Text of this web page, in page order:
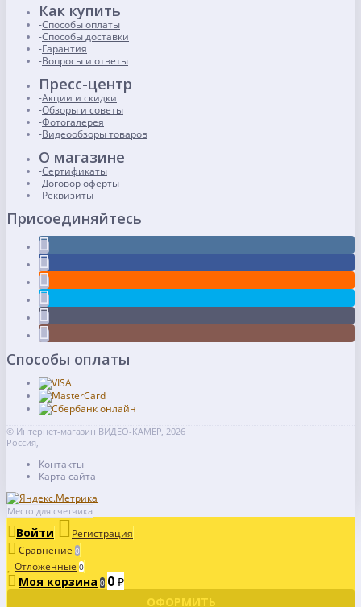
Как купить
Способы оплаты
Способы доставки
Гарантия
Вопросы и ответы
Пресс-центр
Акции и скидки
Обзоры и советы
Фотогалерея
Видеообзоры товаров
О магазине
Сертификаты
Договор оферты
Реквизиты
Присоединяйтесь
Способы оплаты
© Интернет-магазин ВИДЕО-КАМЕР, 2026
Россия,
Контакты
Карта сайта
Место для счетчика
Войти
Регистрация
Сравнение 0
Отложенные 0
Моя корзина 0 0 ₽
ОФОРМИТЬ